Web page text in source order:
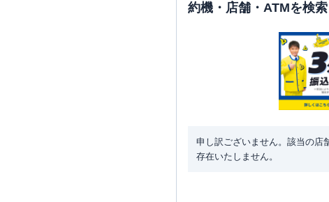
約機・店舗・ATMを検索
申し訳ございません。該当の店
存在いたしません。